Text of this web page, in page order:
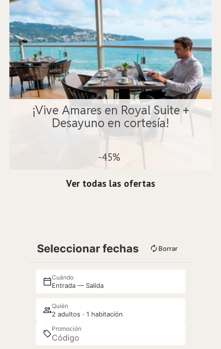
¡Vive Amares en Royal Suite +
Desayuno en cortesía!
-45%
Ver todas las ofertas
Seleccionar fechas Borrar
Cuándo
Entrada — Salida
Quién
2 adultos · 1 habitación
Promoción